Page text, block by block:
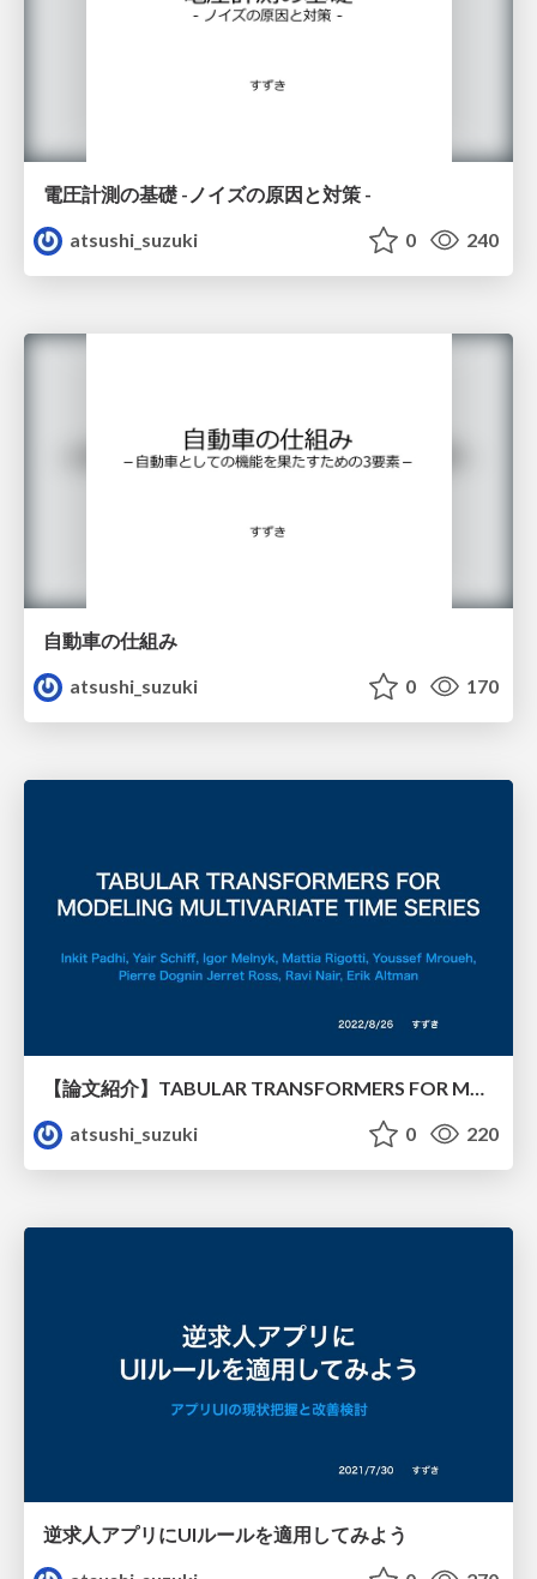
電圧計測の基礎 -ノイズの原因と対策 -
atsushi_suzuki
0 240
自動車の仕組み
atsushi_suzuki
0 170
【論文紹介】TABULAR TRANSFORMERS FOR MODELING MULTIVARIATE TIME SERIES
atsushi_suzuki
0 220
逆求人アプリにUIルールを適用してみよう